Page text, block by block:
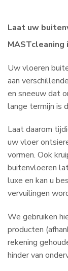
Laat uw
Uw vloeren
aan
en sneeuw dat
lange termijn is
Laat daarom
uw vloer
vormen. Ook
buitenvloeren
luxe en kan u
vervuilingen
We gebruiken
producten
rekening
hinder van